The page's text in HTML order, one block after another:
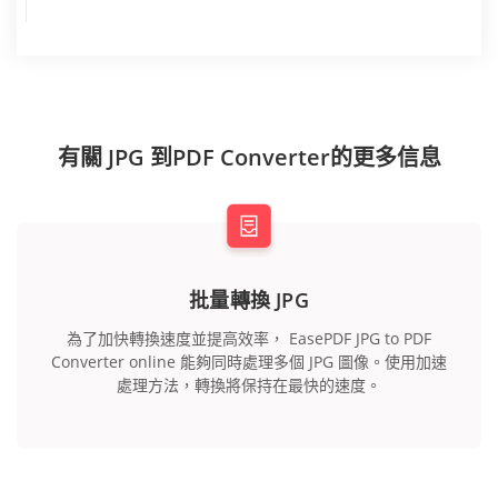
有關 JPG 到PDF Converter的更多信息
批量轉換 JPG
為了加快轉換速度並提高效率， EasePDF JPG to PDF
Converter online 能夠同時處理多個 JPG 圖像。使用加速
處理方法，轉換將保持在最快的速度。